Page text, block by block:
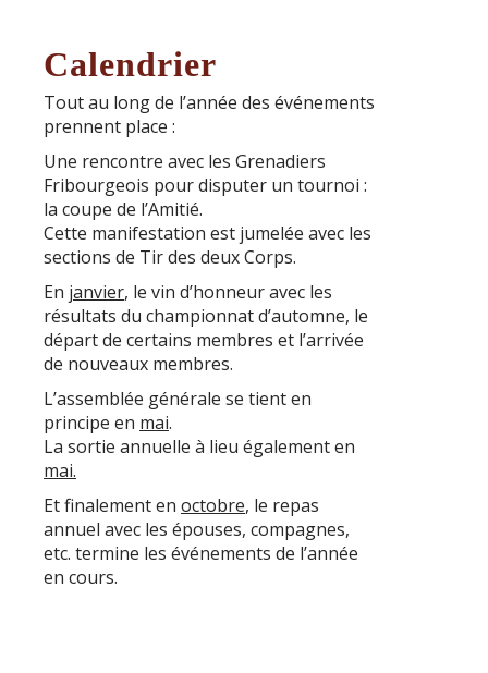
Calendrier
Tout au long de l’année des événements
prennent place :
Une rencontre avec les Grenadiers
Fribourgeois pour disputer un tournoi :
la coupe de l’Amitié.
Cette manifestation est jumelée avec les
sections de Tir des deux Corps.
En janvier, le vin d’honneur avec les
résultats du championnat d’automne, le
départ de certains membres et l’arrivée
de nouveaux membres.
L’assemblée générale se tient en
principe en mai.
La sortie annuelle à lieu également en
mai.
Et finalement en octobre, le repas
annuel avec les épouses, compagnes,
etc. termine les événements de l’année
en cours.